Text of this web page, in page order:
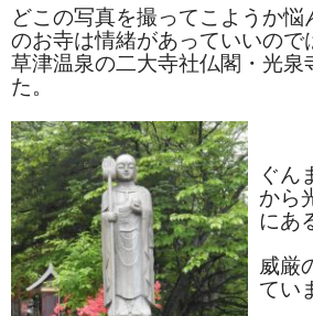
新商品
ご当地シリーズ
草津産熊笹
その他
キャラクター
どこの写真を撮ってこようか
のお寺は情緒があっていいので
草津温泉の二大寺社仏閣・光泉
た。
ぐん
から
にあ
威厳
てい